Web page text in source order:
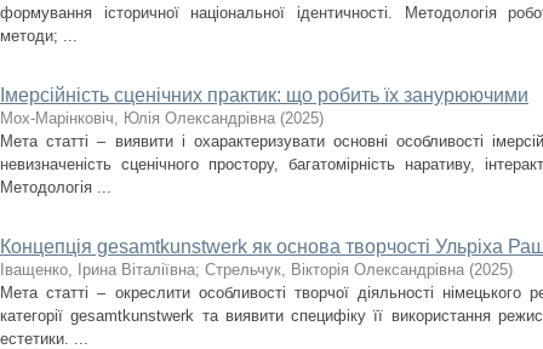
формування історичної національної ідентичності. Методологія
методи; ...
Імерсійність сценічних практик: що робить їх занурюючими
Мох-Марінковіч, Юлія Олександрівна (2025)
Мета статті – виявити і охарактеризувати основні особливості
невизначеність сценічного простору, багатомірність наративу,
Методологія ...
Концепція gesamtkunstwerk як основа творчості Ульріха
Іващенко, Ірина Віталіївна; Стрельчук, Вікторія Олександрівна (2025)
Мета статті – окреслити особливості творчої діяльності
категорії gesamtkunstwerk та виявити специфіку її використання
естетики. ...